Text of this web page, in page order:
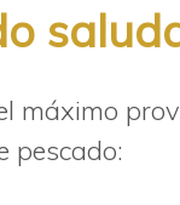
máximo
pescado: